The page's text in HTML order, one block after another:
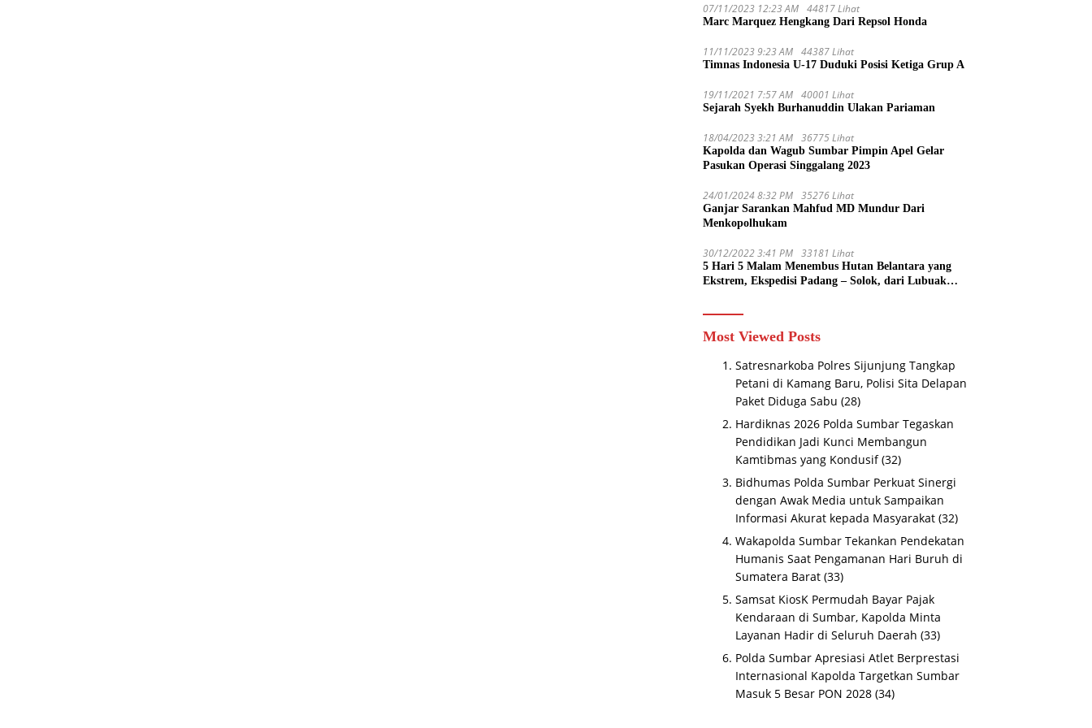
07/11/2023 12:23 AM 44817 Lihat
Marc Marquez Hengkang Dari Repsol Honda
11/11/2023 9:23 AM 44387 Lihat
Timnas Indonesia U-17 Duduki Posisi Ketiga Grup A
19/11/2021 7:57 AM 40001 Lihat
Sejarah Syekh Burhanuddin Ulakan Pariaman
18/04/2023 3:21 AM 36775 Lihat
Kapolda dan Wagub Sumbar Pimpin Apel Gelar
Pasukan Operasi Singgalang 2023
24/01/2024 8:32 PM 35276 Lihat
Ganjar Sarankan Mahfud MD Mundur Dari
Menkopolhukam
30/12/2022 3:41 PM 33181 Lihat
5 Hari 5 Malam Menembus Hutan Belantara yang
Ekstrem, Ekspedisi Padang – Solok, dari Lubuak
Most Viewed Posts
Satresnarkoba Polres Sijunjung Tangkap
Petani di Kamang Baru, Polisi Sita Delapan
Paket Diduga Sabu (28)
Hardiknas 2026 Polda Sumbar Tegaskan
Pendidikan Jadi Kunci Membangun
Kamtibmas yang Kondusif (32)
Bidhumas Polda Sumbar Perkuat Sinergi
dengan Awak Media untuk Sampaikan
Informasi Akurat kepada Masyarakat (32)
Wakapolda Sumbar Tekankan Pendekatan
Humanis Saat Pengamanan Hari Buruh di
Sumatera Barat (33)
Samsat KiosK Permudah Bayar Pajak
Kendaraan di Sumbar, Kapolda Minta
Layanan Hadir di Seluruh Daerah (33)
Polda Sumbar Apresiasi Atlet Berprestasi
Internasional Kapolda Targetkan Sumbar
Masuk 5 Besar PON 2028 (34)